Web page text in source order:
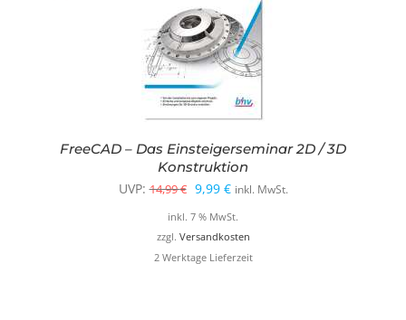
FreeCAD – Das Einsteigerseminar 2D / 3D
Konstruktion
UVP: 14,99€ Ursprünglicher
Preis
war:
14,99 €
9,99 €Aktueller
Preis
ist:
9,99 €.
inkl. MwSt.
inkl. 7 % MwSt.
zzgl. Versandkosten
2 Werktage Lieferzeit